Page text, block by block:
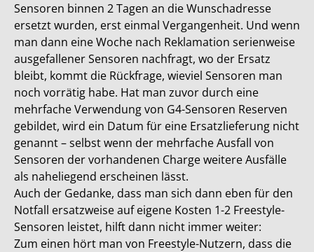
Sensoren binnen 2 Tagen an die Wunschadresse
ersetzt wurden, erst einmal Vergangenheit. Und wenn
man dann eine Woche nach Reklamation serienweise
ausgefallener Sensoren nachfragt, wo der Ersatz
bleibt, kommt die Rückfrage, wieviel Sensoren man
noch vorrätig habe. Hat man zuvor durch eine
mehrfache Verwendung von G4-Sensoren Reserven
gebildet, wird ein Datum für eine Ersatzlieferung nicht
genannt – selbst wenn der mehrfache Ausfall von
Sensoren der vorhandenen Charge weitere Ausfälle
als naheliegend erscheinen lässt.
Auch der Gedanke, dass man sich dann eben für den
Notfall ersatzweise auf eigene Kosten 1-2 Freestyle-
Sensoren leistet, hilft dann nicht immer weiter:
Zum einen hört man von Freestyle-Nutzern, dass die